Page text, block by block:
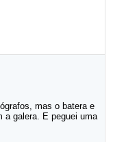
mas o batera e
a galera. E peguei uma